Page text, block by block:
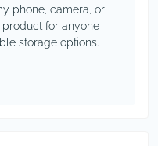
phone, camera, or
for anyone
storage options.